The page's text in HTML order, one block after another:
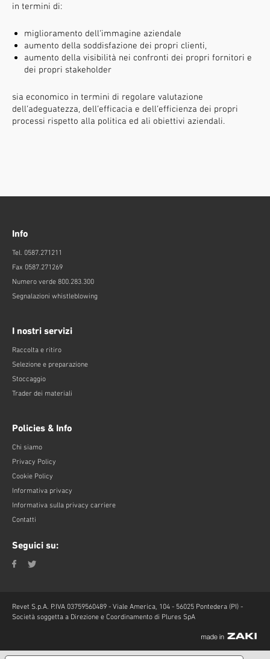
in termini di:
miglioramento dell’immagine aziendale
aumento della soddisfazione dei propri clienti,
aumento della visibilità nei confronti dei propri fornitori e
dei propri stakeholder
sia economico in termini di regolare valutazione
dell’adeguatezza, dell’efficacia e dell’efficienza dei propri
processi rispetto alla politica ed ali obiettivi aziendali.
Info
Tel. 0587.271211
Fax 0587.271269
Numero verde 800.283.300
Segnalazioni whistleblowing
I nostri servizi
Raccolta e ritiro
Selezione e preparazione
Stoccaggio
Trader dei materiali
Policies & Info
Chi siamo
Privacy Policy
Cookie Policy
Informativa privacy
Informativa sulla privacy carriere
Contatti
Seguici su:
Revet S.p.A. P.IVA 03759560489 - Viale America, 104 - 56025 Pontedera (PI) -
Società soggetta a Direzione e Coordinamento di Plures SpA